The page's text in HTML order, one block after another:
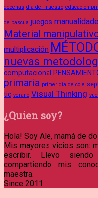
decenas dia del maestro educación
de pascua juegos
Material
multiplicación
nuevas
computacional
primaria primer dia de cole
tic verano Visual Thinking
¿Quien soy?
Hola! Soy Ale, mamá de
Mis mayores vicios son:
escribir. Llevo
compartiendo mis
maestra.
Since 2011